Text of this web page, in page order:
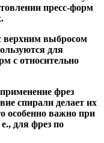
пресс-форм
выбросом
для
с относительно
фрез
спирали делает их
особенно важно при
для фрез по